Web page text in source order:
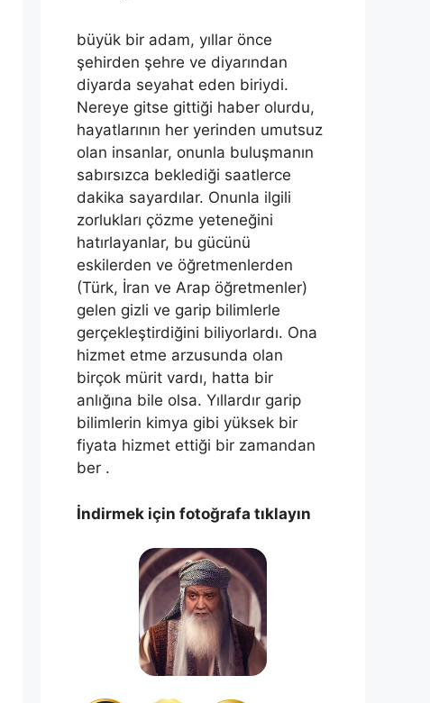
büyük bir adam, yıllar önce
şehirden şehre ve diyarından
diyarda seyahat eden biriydi.
Nereye gitse gittiği haber olurdu,
hayatlarının her yerinden umutsuz
olan insanlar, onunla buluşmanın
sabırsızca beklediği saatlerce
dakika sayardılar. Onunla ilgili
zorlukları çözme yeteneğini
hatırlayanlar, bu gücünü
eskilerden ve öğretmenlerden
(Türk, İran ve Arap öğretmenler)
gelen gizli ve garip bilimlerle
gerçekleştirdiğini biliyorlardı. Ona
hizmet etme arzusunda olan
birçok mürit vardı, hatta bir
anlığına bile olsa. Yıllardır garip
bilimlerin kimya gibi yüksek bir
fiyata hizmet ettiği bir zamandan
ber .
İndirmek için fotoğrafa tıklayın